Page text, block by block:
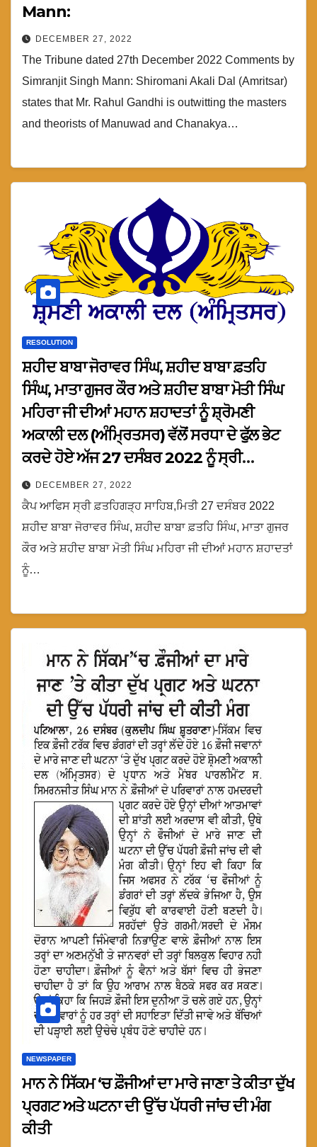
Mann:
DECEMBER 27, 2022
The Tribune dated 27th December 2022 Comments by
Simranjit Singh Mann: Shiromani Akali Dal (Amritsar)
states that Mr. Rahul Gandhi is outwitting the masters
and theorists of Manuwad and Chanakya…
RESOLUTION
ਸ਼ਹੀਦ ਬਾਬਾ ਜੋਰਾਵਰ ਸਿੰਘ, ਸ਼ਹੀਦ ਬਾਬਾ ਫ਼ਤਹਿ
ਸਿੰਘ, ਮਾਤਾ ਗੁਜਰ ਕੌਰ ਅਤੇ ਸ਼ਹੀਦ ਬਾਬਾ ਮੋਤੀ ਸਿੰਘ
ਮਹਿਰਾ ਜੀ ਦੀਆਂ ਮਹਾਨ ਸ਼ਹਾਦਤਾਂ ਨੂੰ ਸ਼੍ਰੋਮਣੀ
ਅਕਾਲੀ ਦਲ (ਅੰਮ੍ਰਿਤਸਰ) ਵੱਲੋਂ ਸਰਧਾ ਦੇ ਫੁੱਲ ਭੇਟ
ਕਰਦੇ ਹੋਏ ਅੱਜ 27 ਦਸੰਬਰ 2022 ਨੂੰ ਸ੍ਰੀ
ਫ਼ਤਹਿਗੜ੍ਹ ਸਾਹਿਬ ਦੇ ਮਹਾਨ ਸ਼ਹੀਦੀ ਸਥਾਂਨ ਉਤੇ
ਮੀਰੀ-ਪੀਰੀ ਕਾਨਫਰੰਸ ਕਰਦੇ ਹੋਏ ਜਿਥੇ ਨਤਮਸਤਕ
ਹੋਇਆ ਗਿਆ, ਉਥੇ ਇਸ ਮਹਾਨ ਦਿਹਾੜੇ ਉਤੇ ਸਮੁੱਚੀ
ਜਥੇਬੰਦੀ ਦੀ ਲੀਡਰਸਿ਼ਪ ਵੱਲੋ ਉਨ੍ਹਾਂ ਸ਼ਹੀਦਾਂ ਨੂੰ
ਸਮਰਪਿਤ ਸੰਦੇਸ਼ ਵੀ ਦਿੱਤਾ ਗਿਆ ਅਤੇ ਇਸ ਹੋਏ
ਜੈਕਾਰਿਆ ਦੀ ਗੂੰਜ ਵਿਚ ਸਰਬਸੰਮਤੀ ਨਾਲ ਪਾਸ ਕੀਤੇ
DECEMBER 27, 2022
ਕੈਪ ਆਫਿਸ ਸ੍ਰੀ ਫ਼ਤਹਿਗੜ੍ਹ ਸਾਹਿਬ,ਮਿਤੀ 27 ਦਸੰਬਰ 2022
ਸ਼ਹੀਦ ਬਾਬਾ ਜੋਰਾਵਰ ਸਿੰਘ, ਸ਼ਹੀਦ ਬਾਬਾ ਫ਼ਤਹਿ ਸਿੰਘ, ਮਾਤਾ ਗੁਜਰ
ਕੌਰ ਅਤੇ ਸ਼ਹੀਦ ਬਾਬਾ ਮੋਤੀ ਸਿੰਘ ਮਹਿਰਾ ਜੀ ਦੀਆਂ ਮਹਾਨ ਸ਼ਹਾਦਤਾਂ
ਨੂੰ…
NEWSPAPER
ਮਾਨ ਨੇ ਸਿੱਕਮ ‘ਚ ਫ਼ੌਜੀਆਂ ਦਾ ਮਾਰੇ ਜਾਣਾ ਤੇ ਕੀਤਾ ਦੁੱਖ
ਪ੍ਰਗਟ ਅਤੇ ਘਟਨਾ ਦੀ ਉੱਚ ਪੱਧਰੀ ਜਾਂਚ ਦੀ ਮੰਗ
ਕੀਤੀ